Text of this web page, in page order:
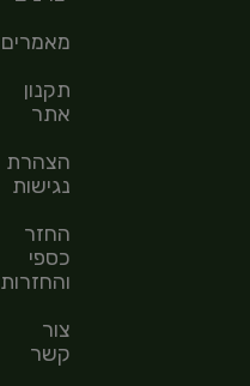
מאמרים
תקנון
אתר
הצהרת
נגישות
החזר
כספי
והחזרות
צור
קשר